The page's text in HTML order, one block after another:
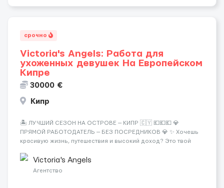
срочно
Victoria's Angels: Работа для
ухоженных девушек На Европейском
Кипре
30000 €
Кипр
🏝️ ЛУЧШИЙ СЕЗОН НА ОСТРОВЕ — КИПР 🇨🇾 💶💶💶 💎
ПРЯМОЙ РАБОТОДАТЕЛЬ — БЕЗ ПОСРЕДНИКОВ 💎 ✨ Хочешь
красивую жизнь, путешествия и высокий доход? Это твой
Опытная команда с годами практики — Стабильный поток
клиентов (без ...
Victoria's Angels
Агентство